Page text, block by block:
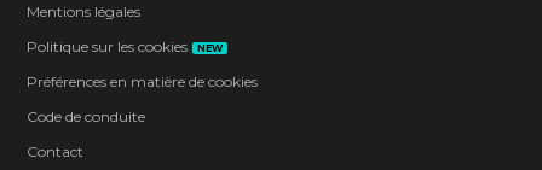
Mentions légales
Politique sur les cookies
NEW
Préférences en matière de cookies
Code de conduite
Contact